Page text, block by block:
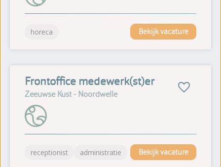
horeca Bekijk vacature
Frontoffice medewerk(st)er
Zeeuwse Kust - Noordwelle
receptionist administratie Bekijk vacature